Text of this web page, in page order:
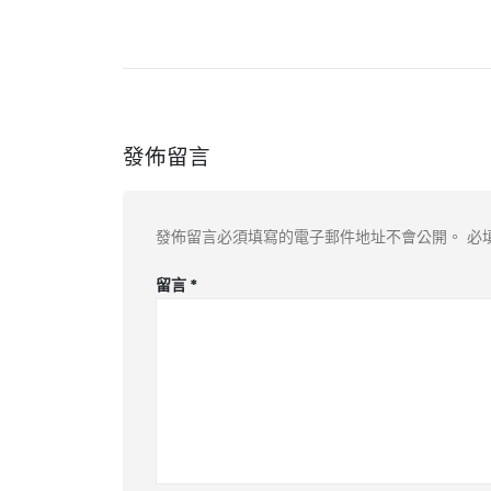
發佈留言
發佈留言必須填寫的電子郵件地址不會公開。 必
留言 *